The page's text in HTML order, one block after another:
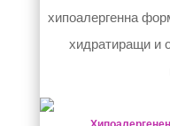
хипоалергенна
хидратиращи и